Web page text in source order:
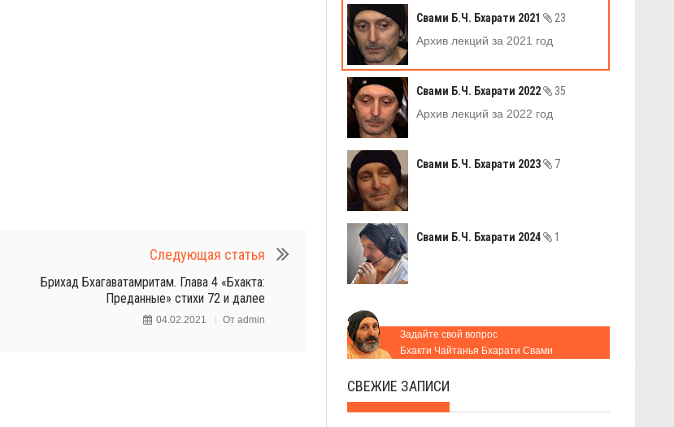
Следующая статья
Брихад Бхагаватамритам. Глава 4 «Бхакта:
Преданные» стихи 72 и далее
04.02.2021 От admin
Свами Б.Ч. Бхарати 2021
23
Архив лекций за 2021 год
Свами Б.Ч. Бхарати 2022
35
Архив лекций за 2022 год
Свами Б.Ч. Бхарати 2023 7
Свами Б.Ч. Бхарати 2024 1
Задайте свой вопрос
Бхакти Чайтанья Бхарати Свами
СВЕЖИЕ ЗАПИСИ